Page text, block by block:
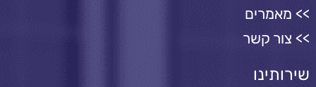
מאמרים
צור קשר
שירותינו